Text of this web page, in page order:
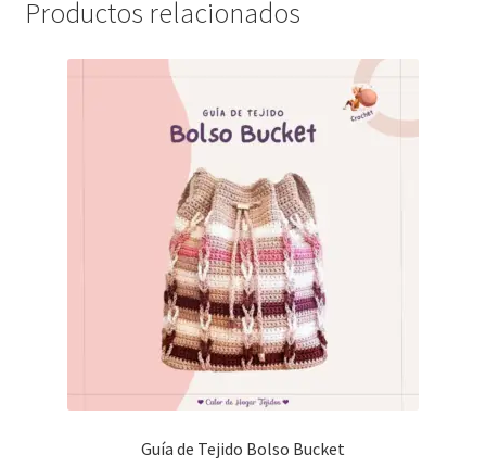
Productos relacionados
Guía de Tejido Bolso Bucket